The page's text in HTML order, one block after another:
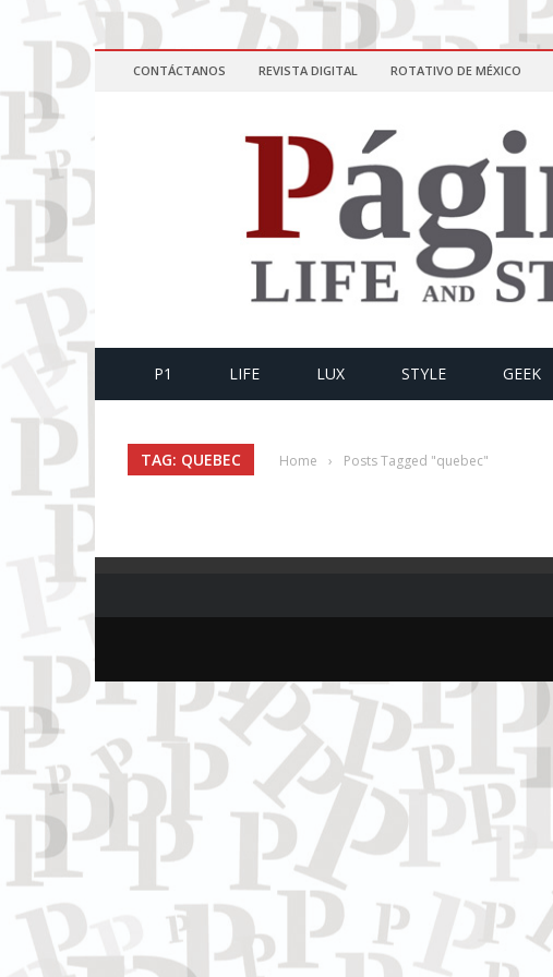
CONTÁCTANOS REVISTA DIGITAL ROTATIVO DE MÉXICO
P1 LIFE LUX STYLE GEEK
TAG: QUEBEC Home › Posts Tagged "quebec"